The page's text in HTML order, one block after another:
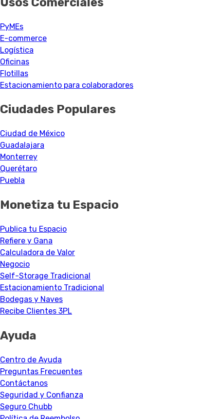
PyMEs
E-commerce
Logística
Oficinas
Flotillas
Estacionamiento para colaboradores
Ciudades Populares
Ciudad de México
Guadalajara
Monterrey
Querétaro
Puebla
Monetiza tu Espacio
Publica tu Espacio
Refiere y Gana
Calculadora de Valor
Negocio
Self-Storage Tradicional
Estacionamiento Tradicional
Bodegas y Naves
Recibe Clientes 3PL
Ayuda
Centro de Ayuda
Preguntas Frecuentes
Contáctanos
Seguridad y Confianza
Seguro Chubb